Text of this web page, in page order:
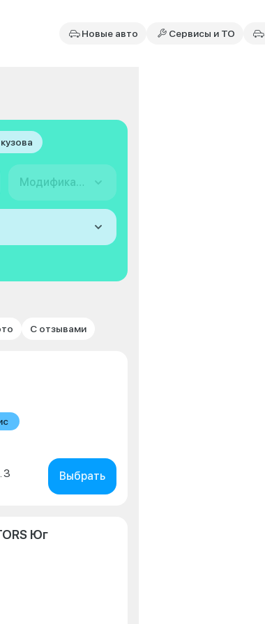
Новые авто Сервисы и ТО
Модификация
С отзывами
3
Выбрать
Юг